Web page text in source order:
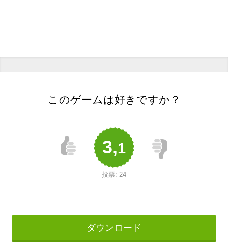
このゲームは好きですか？
3,1
投票: 24
ダウンロード